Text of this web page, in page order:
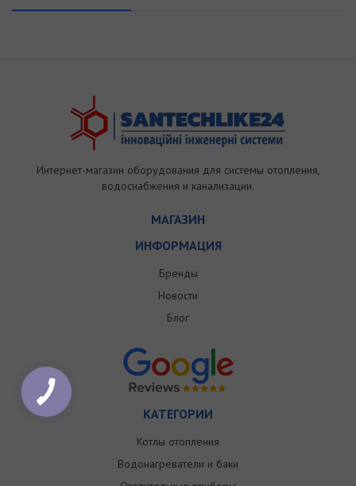
Интернет-магазин оборудования для системы отопления,
водоснабжения и канализации.
МАГАЗИН
ИНФОРМАЦИЯ
Бренды
Новости
Блог
КАТЕГОРИИ
Котлы отопления
Водонагреватели и баки